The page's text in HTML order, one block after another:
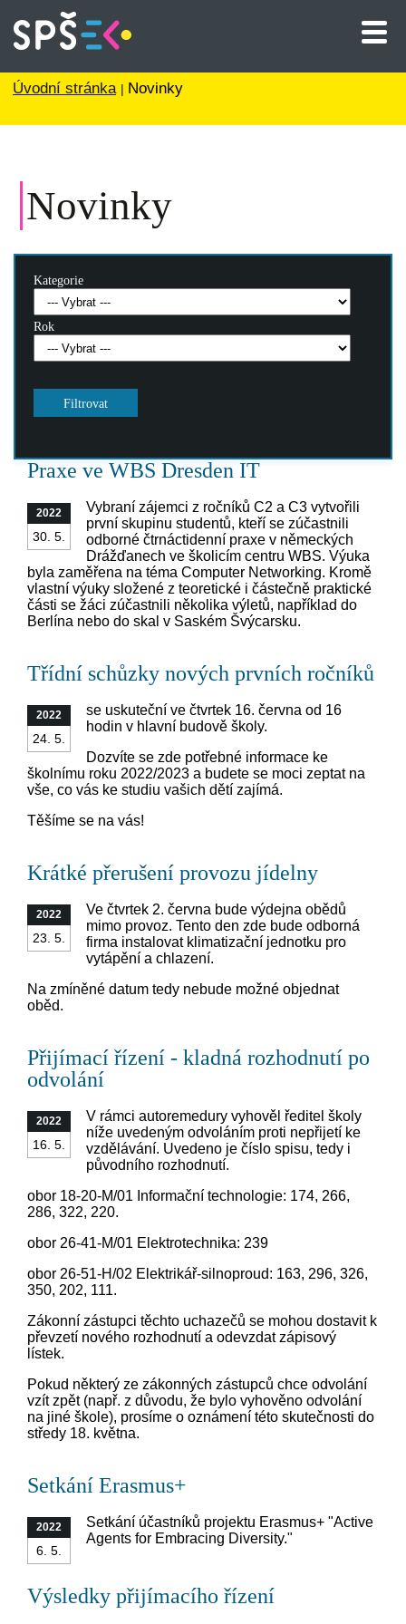
Úvodní stránka Novinky
Novinky
Kategorie
Rok
Praxe ve WBS Dresden IT
2022
30. 5.
Vybraní zájemci z ročníků C2 a C3 vytvořili
první skupinu studentů, kteří se zúčastnili
odborné čtrnáctidenní praxe v německých
Drážďanech ve školicím centru WBS. Výuka
byla zaměřena na téma Computer Networking. Kromě
vlastní výuky složené z teoretické i částečně praktické
části se žáci zúčastnili několika výletů, například do
Berlína nebo do skal v Saském Švýcarsku.
Třídní schůzky nových prvních ročníků
2022
24. 5.
se uskuteční ve čtvrtek 16. června od 16
hodin v hlavní budově školy.
Dozvíte se zde potřebné informace ke
školnímu roku 2022/2023 a budete se moci zeptat na
vše, co vás ke studiu vašich dětí zajímá.
Těšíme se na vás!
Krátké přerušení provozu jídelny
2022
23. 5.
Ve čtvrtek 2. června bude výdejna obědů
mimo provoz. Tento den zde bude odborná
firma instalovat klimatizační jednotku pro
vytápění a chlazení.
Na zmíněné datum tedy nebude možné objednat
oběd.
Přijímací řízení - kladná rozhodnutí po
odvolání
2022
16. 5.
V rámci autoremedury vyhověl ředitel školy
níže uvedeným odvoláním proti nepřijetí ke
vzdělávání. Uvedeno je číslo spisu, tedy i
původního rozhodnutí.
obor 18-20-M/01 Informační technologie: 174, 266,
286, 322, 220.
obor 26-41-M/01 Elektrotechnika: 239
obor 26-51-H/02 Elektrikář-silnoproud: 163, 296, 326,
350, 202, 111.
Zákonní zástupci těchto uchazečů se mohou dostavit k
převzetí nového rozhodnutí a odevzdat zápisový
lístek.
Pokud některý ze zákonných zástupců chce odvolání
vzít zpět (např. z důvodu, že bylo vyhověno odvolání
na jiné škole), prosíme o oznámení této skutečnosti do
středy 18. května.
Setkání Erasmus+
2022
6. 5.
Setkání účastníků projektu Erasmus+ "Active
Agents for Embracing Diversity."
Výsledky přijímacího řízení